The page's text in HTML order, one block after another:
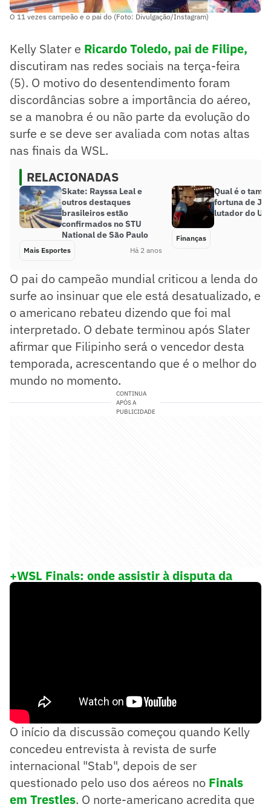
O 11 vezes campeão e o pai do (Foto: Divulgação/Instagram)
Kelly Slater e Ricardo Toledo, pai de Filipe,
discutiram nas redes sociais na terça-feira
(5). O motivo do desentendimento foram
discordâncias sobre a importância do aéreo,
se a manobra é ou não parte da evolução do
surfe e se deve ser avaliada com notas altas
nas finais da WSL.
RELACIONADAS
Skate: Rayssa Leal e
outros destaques
brasileiros estão
confirmados no STU
National de São Paulo
Mais Esportes Há 2 anos
Qual é o
fortuna de
lutador do
Finanças
O pai do campeão mundial criticou a lenda do
surfe ao insinuar que ele está desatualizado, e
o americano rebateu dizendo que foi mal
interpretado. O debate terminou após Slater
afirmar que Filipinho será o vencedor desta
temporada, acrescentando que é o melhor do
mundo no momento.
CONTINUA
APÓS A
PUBLICIDADE
+WSL Finals: onde assistir à disputa da
O início da discussão começou quando Kelly
concedeu entrevista à revista de surfe
internacional "Stab", depois de ser
questionado pelo uso dos aéreos no Finals
em Trestles. O norte-americano acredita que